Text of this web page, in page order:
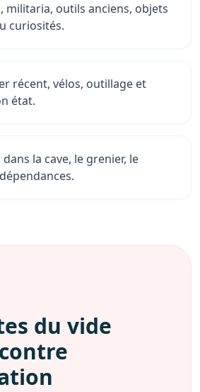
militaria, outils anciens, objets
curiosités.
récent, vélos, outillage et
état.
la cave, le grenier, le
du vide